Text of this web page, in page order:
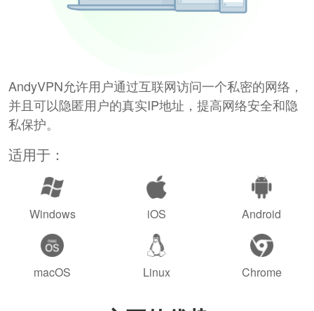
AndyVPN允许用户通过互联网访问一个私密的网络，
并且可以隐匿用户的真实IP地址，提高网络安全和隐
私保护。
适用于：
Windows iOS Android
macOS Linux Chrome